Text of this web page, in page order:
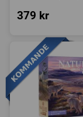
379 kr